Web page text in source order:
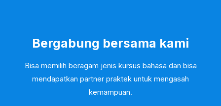
Bergabung bersama kami
Bisa memilih beragam jenis kursus bahasa dan bisa
mendapatkan partner praktek untuk mengasah
kemampuan.